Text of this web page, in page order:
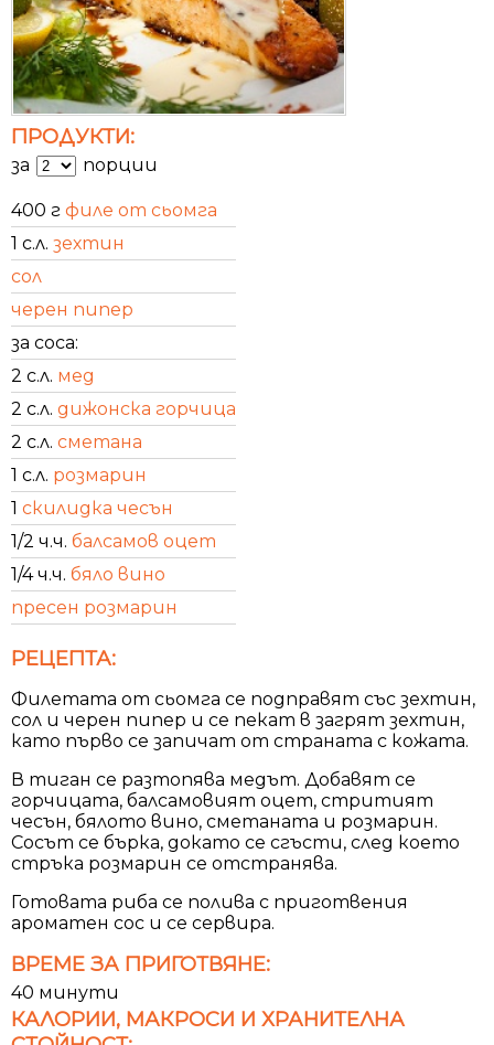
ПРОДУКТИ:
за порции
400 г филе от сьомга
1 с.л. зехтин
сол
черен пипер
за соса:
2 с.л. мед
2 с.л. дижонска горчица
2 с.л. сметана
1 с.л. розмарин
1 скилидка чесън
1/2 ч.ч. балсамов оцет
1/4 ч.ч. бяло вино
пресен розмарин
РЕЦЕПТА:
Филетата от сьомга се подправят със зехтин,
сол и черен пипер и се пекат в загрят зехтин,
като първо се запичат от страната с кожата.
В тиган се разтопява медът. Добавят се
горчицата, балсамовият оцет, стритият
чесън, бялото вино, сметаната и розмарин.
Сосът се бърка, докато се сгъсти, след което
стръка розмарин се отстранява.
Готовата риба се полива с приготвения
ароматен сос и се сервира.
ВРЕМЕ ЗА ПРИГОТВЯНЕ:
40 минути
КАЛОРИИ, МАКРОСИ И ХРАНИТЕЛНА